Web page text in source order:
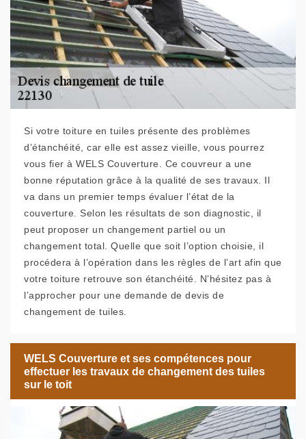
Si votre toiture en tuiles présente des problèmes
d’étanchéité, car elle est assez vieille, vous pourrez
vous fier à WELS Couverture. Ce couvreur a une
bonne réputation grâce à la qualité de ses travaux. Il
va dans un premier temps évaluer l’état de la
couverture. Selon les résultats de son diagnostic, il
peut proposer un changement partiel ou un
changement total. Quelle que soit l’option choisie, il
procédera à l’opération dans les règles de l’art afin que
votre toiture retrouve son étanchéité. N’hésitez pas à
l’approcher pour une demande de devis de
changement de tuiles.
WELS Couverture et ses compétences pour
effectuer les travaux de changement des tuiles
sur le toit